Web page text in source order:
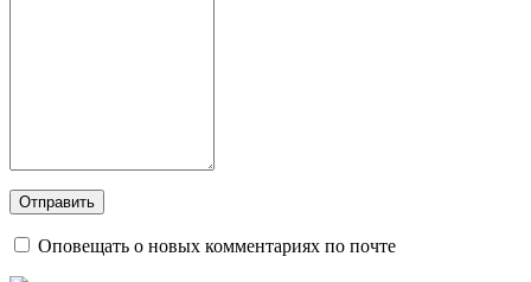
Оповещать о новых комментариях по почте